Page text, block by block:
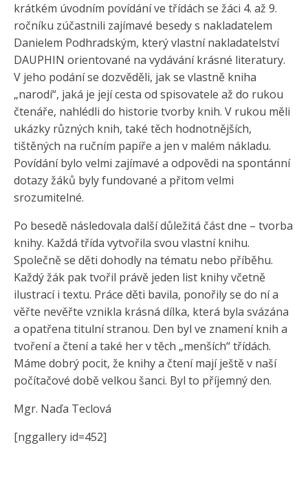
krátkém úvodním povídání ve třídách se žáci 4. až 9.
ročníku zúčastnili zajímavé besedy s nakladatelem
Danielem Podhradským, který vlastní nakladatelství
DAUPHIN orientované na vydávání krásné literatury.
V jeho podání se dozvěděli, jak se vlastně kniha
„narodí“, jaká je její cesta od spisovatele až do rukou
čtenáře, nahlédli do historie tvorby knih. V rukou měli
ukázky různých knih, také těch hodnotnějších,
tištěných na ručním papíře a jen v malém nákladu.
Povídání bylo velmi zajímavé a odpovědi na spontánní
dotazy žáků byly fundované a přitom velmi
srozumitelné.
Po besedě následovala další důležitá část dne – tvorba
knihy. Každá třída vytvořila svou vlastní knihu.
Společně se děti dohodly na tématu nebo příběhu.
Každý žák pak tvořil právě jeden list knihy včetně
ilustrací i textu. Práce děti bavila, ponořily se do ní a
věřte nevěřte vznikla krásná dílka, která byla svázána
a opatřena titulní stranou. Den byl ve znamení knih a
tvoření a čtení a také her v těch „menších“ třídách.
Máme dobrý pocit, že knihy a čtení mají ještě v naší
počítačové době velkou šanci. Byl to příjemný den.
Mgr. Naďa Teclová
[nggallery id=452]